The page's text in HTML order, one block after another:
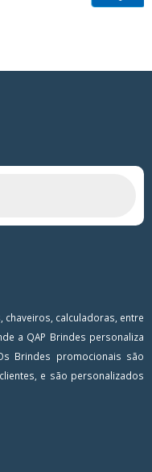
chaveiros, calculadoras, entre
a QAP Brindes personaliza
Brindes promocionais são
e são personalizados